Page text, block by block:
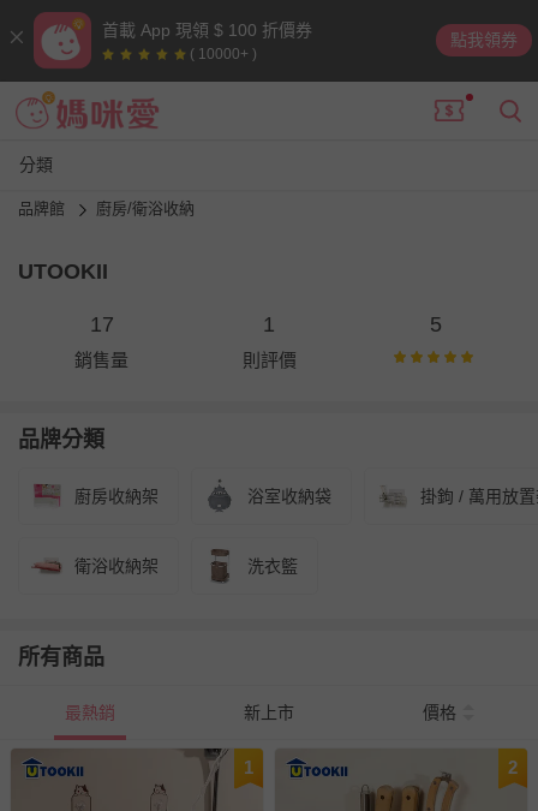
首載 App 現領 $ 100 折價券
( 10000+ )
點我領券
分類
品牌館 廚房/衛浴收納
UTOOKII
17
銷售量
1
則評價
5
品牌分類
廚房收納架 浴室收納袋 掛鉤 / 萬用放
衛浴收納架 洗衣籃
所有商品
最熱銷 新上市 價格
1 2